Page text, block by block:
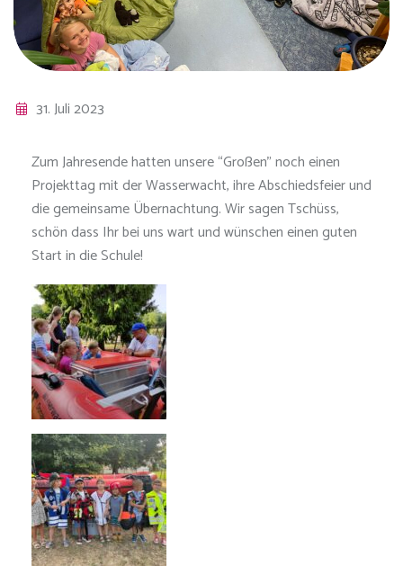
31. Juli 2023
Zum Jahresende hatten unsere “Großen” noch einen
Projekttag mit der Wasserwacht, ihre Abschiedsfeier und
die gemeinsame Übernachtung. Wir sagen Tschüss,
schön dass Ihr bei uns wart und wünschen einen guten
Start in die Schule!